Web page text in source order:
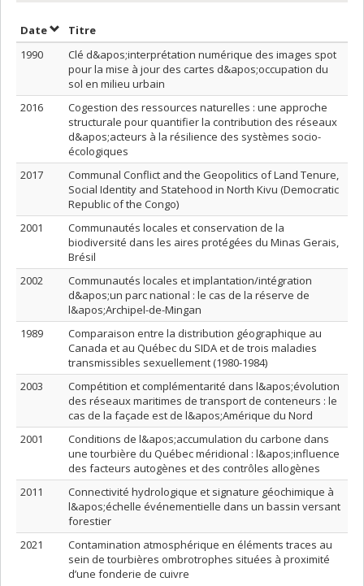
DateTrier par date en ordre croissant
Titre
1990
Clé d&apos;interprétation numérique des images spot
pour la mise à jour des cartes d&apos;occupation du
sol en milieu urbain
2016
Cogestion des ressources naturelles : une approche
structurale pour quantifier la contribution des réseaux
d&apos;acteurs à la résilience des systèmes socio-
écologiques
2017
Communal Conflict and the Geopolitics of Land Tenure,
Social Identity and Statehood in North Kivu (Democratic
Republic of the Congo)
2001
Communautés locales et conservation de la
biodiversité dans les aires protégées du Minas Gerais,
Brésil
2002
Communautés locales et implantation/intégration
d&apos;un parc national : le cas de la réserve de
l&apos;Archipel-de-Mingan
1989
Comparaison entre la distribution géographique au
Canada et au Québec du SIDA et de trois maladies
transmissibles sexuellement (1980-1984)
2003
Compétition et complémentarité dans l&apos;évolution
des réseaux maritimes de transport de conteneurs : le
cas de la façade est de l&apos;Amérique du Nord
2001
Conditions de l&apos;accumulation du carbone dans
une tourbière du Québec méridional : l&apos;influence
des facteurs autogènes et des contrôles allogènes
2011
Connectivité hydrologique et signature géochimique à
l&apos;échelle événementielle dans un bassin versant
forestier
2021
Contamination atmosphérique en éléments traces au
sein de tourbières ombrotrophes situées à proximité
d’une fonderie de cuivre